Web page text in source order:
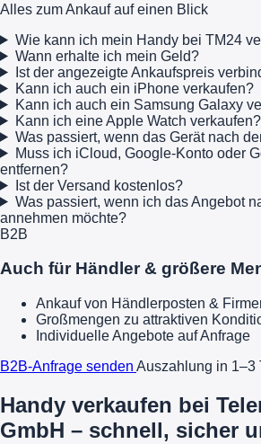
Alles zum Ankauf auf einen Blick
Wie kann ich mein Handy bei TM24
Wann erhalte ich mein Geld?
Ist der angezeigte Ankaufspreis
Kann ich auch ein iPhone verkaufen?
Kann ich auch ein Samsung Galaxy
Kann ich eine Apple Watch verkaufen?
Was passiert, wenn das Gerät nach
Muss ich iCloud, Google-Konto oder
entfernen?
Ist der Versand kostenlos?
Was passiert, wenn ich das Angebot
annehmen möchte?
B2B
Auch für Händler & größere
Ankauf von Händlerposten &
Großmengen zu attraktiven
Individuelle Angebote auf Anfrage
B2B-Anfrage senden Auszahlung in 1–3
Handy verkaufen bei
GmbH – schnell, sicher